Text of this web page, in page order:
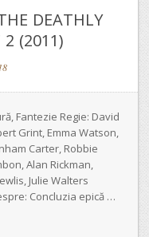
DEATHLY
2 (2011)
Fantezie Regie: David
Grint, Emma Watson,
Carter, Robbie
Alan Rickman,
Julie Walters
Concluzia epică …